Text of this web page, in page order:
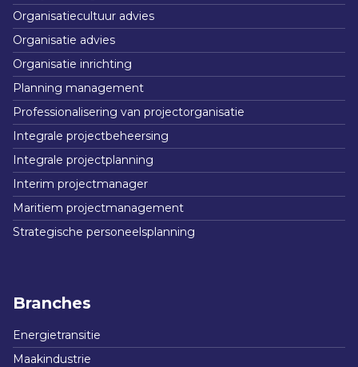
Organisatiecultuur advies
Organisatie advies
Organisatie inrichting
Planning management
Professionalisering van projectorganisatie
Integrale projectbeheersing
Integrale projectplanning
Interim projectmanager
Maritiem projectmanagement
Strategische personeelsplanning
Branches
Energietransitie
Maakindustrie